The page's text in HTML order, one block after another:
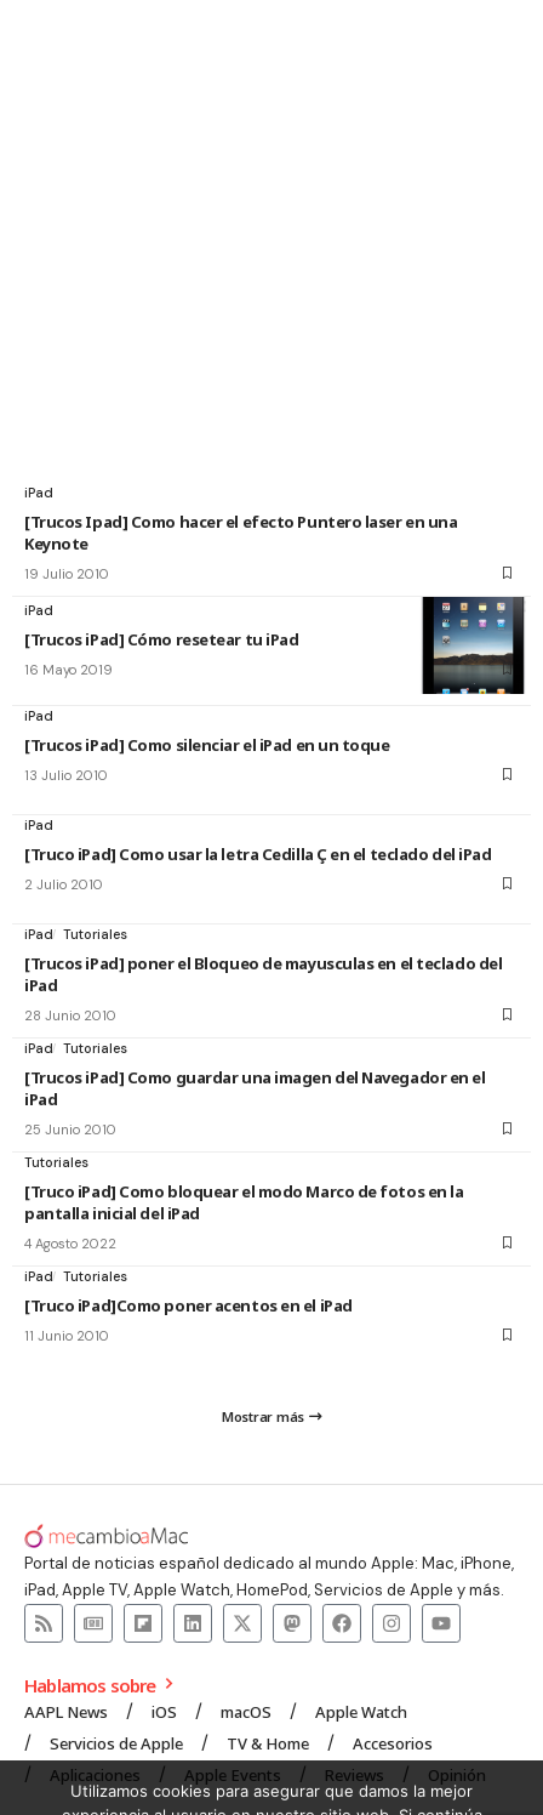
iPad
[Trucos Ipad] Como hacer el efecto Puntero laser en una
Keynote
19 Julio 2010
iPad
[Trucos iPad] Cómo resetear tu iPad
16 Mayo 2019
iPad
[Trucos iPad] Como silenciar el iPad en un toque
13 Julio 2010
iPad
[Truco iPad] Como usar la letra Cedilla Ç en el teclado del iPad
2 Julio 2010
iPad Tutoriales
[Trucos iPad] poner el Bloqueo de mayusculas en el teclado del
iPad
28 Junio 2010
iPad Tutoriales
[Trucos iPad] Como guardar una imagen del Navegador en el
iPad
25 Junio 2010
Tutoriales
[Truco iPad] Como bloquear el modo Marco de fotos en la
pantalla inicial del iPad
4 Agosto 2022
iPad Tutoriales
[Truco iPad]Como poner acentos en el iPad
11 Junio 2010
Mostrar más
Portal de noticias español dedicado al mundo Apple: Mac, iPhone,
iPad, Apple TV, Apple Watch, HomePod, Servicios de Apple y más.
Hablamos sobre
AAPL News iOS macOS
Apple Watch
Servicios de Apple
TV & Home
Accesorios
Aplicaciones
Apple Events Reviews Opinión
Utilizamos cookies para asegurar que damos la mejor